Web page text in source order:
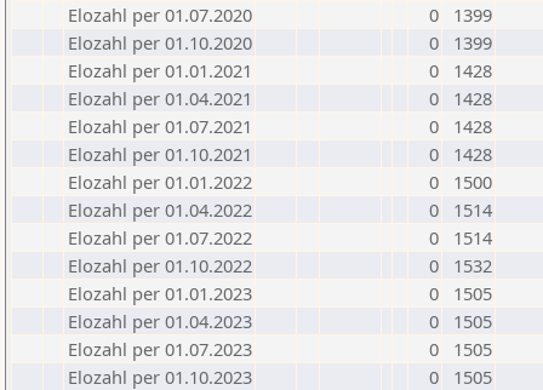
Elozahl per 01.07.2020
0
1399
Elozahl per 01.10.2020
0
1399
Elozahl per 01.01.2021
0
1428
Elozahl per 01.04.2021
0
1428
Elozahl per 01.07.2021
0
1428
Elozahl per 01.10.2021
0
1428
Elozahl per 01.01.2022
0
1500
Elozahl per 01.04.2022
0
1514
Elozahl per 01.07.2022
0
1514
Elozahl per 01.10.2022
0
1532
Elozahl per 01.01.2023
0
1505
Elozahl per 01.04.2023
0
1505
Elozahl per 01.07.2023
0
1505
Elozahl per 01.10.2023
0
1505